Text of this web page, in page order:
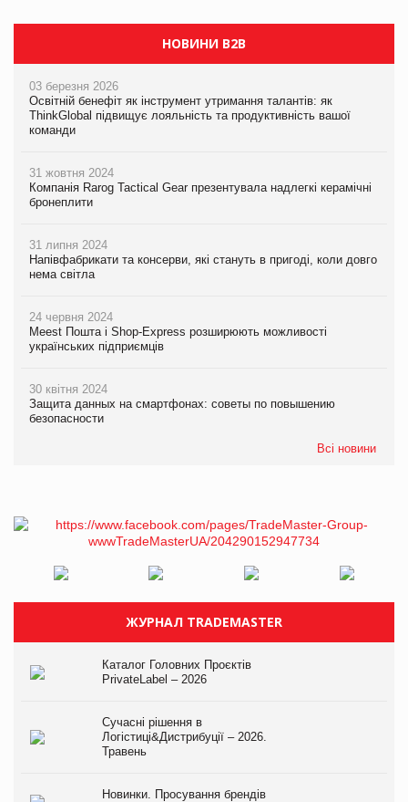
НОВИНИ B2B
03 березня 2026
Освітній бенефіт як інструмент утримання талантів: як
ThinkGlobal підвищує лояльність та продуктивність вашої
команди
31 жовтня 2024
Компанія Rarog Tactical Gear презентувала надлегкі керамічні
бронеплити
31 липня 2024
Напівфабрикати та консерви, які стануть в пригоді, коли довго
нема світла
24 червня 2024
Meest Пошта і Shop-Express розширюють можливості
українських підприємців
30 квітня 2024
Защита данных на смартфонах: советы по повышению
безопасности
Всі новини
ЖУРНАЛ TRADEMASTER
Каталог Головних Проєктів
PrivateLabel – 2026
Сучасні рішення в
Логістиці&Дистрибуції – 2026.
Травень
Новинки. Просування брендів